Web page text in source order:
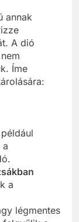
annak
A dió
Íme
a
a
légmentes